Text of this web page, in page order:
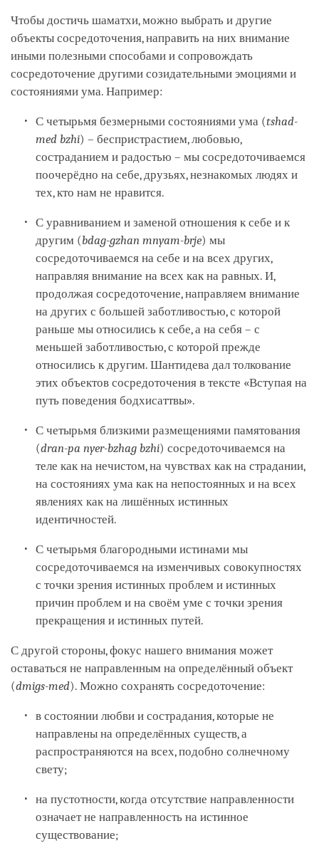
Чтобы достичь шаматхи, можно выбрать и другие
объекты сосредоточения, направить на них внимание
иными полезными способами и сопровождать
сосредоточение другими созидательными эмоциями и
состояниями ума. Например:
С четырьмя безмерными состояниями ума (tshad-
med bzhi) – беспристрастием, любовью,
состраданием и радостью – мы сосредоточиваемся
поочерёдно на себе, друзьях, незнакомых людях и
тех, кто нам не нравится.
С уравниванием и заменой отношения к себе и к
другим (bdag-gzhan mnyam-brje) мы
сосредоточиваемся на себе и на всех других,
направляя внимание на всех как на равных. И,
продолжая сосредоточение, направляем внимание
на других с большей заботливостью, с которой
раньше мы относились к себе, а на себя – с
меньшей заботливостью, с которой прежде
относились к другим. Шантидева дал толкование
этих объектов сосредоточения в тексте «Вступая на
путь поведения бодхисаттвы».
С четырьмя близкими размещениями памятования
(dran-pa nyer-bzhag bzhi) сосредоточиваемся на
теле как на нечистом, на чувствах как на страдании,
на состояниях ума как на непостоянных и на всех
явлениях как на лишённых истинных
идентичностей.
С четырьмя благородными истинами мы
сосредоточиваемся на изменчивых совокупностях
с точки зрения истинных проблем и истинных
причин проблем и на своём уме с точки зрения
прекращения и истинных путей.
С другой стороны, фокус нашего внимания может
оставаться не направленным на определённый объект
(dmigs-med). Можно сохранять сосредоточение:
в состоянии любви и сострадания, которые не
направлены на определённых существ, а
распространяются на всех, подобно солнечному
свету;
на пустотности, когда отсутствие направленности
означает не направленность на истинное
существование;